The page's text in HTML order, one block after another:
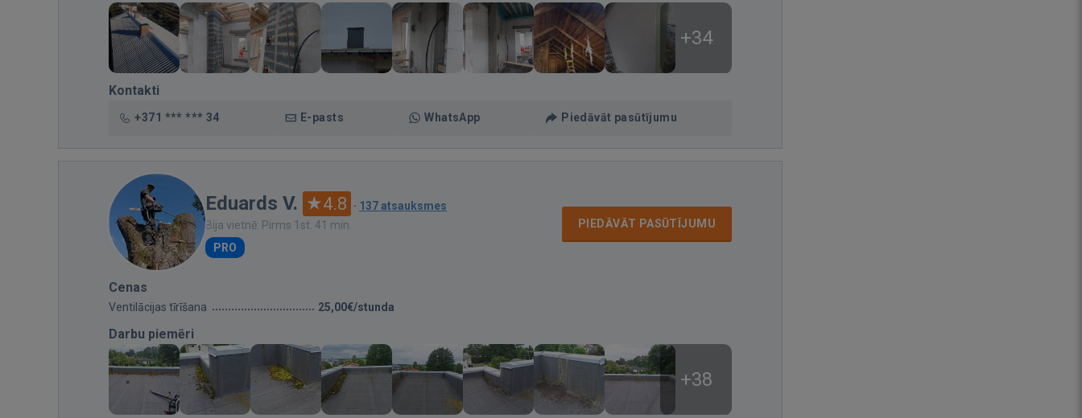
+34
Kontakti
+371 *** *** 34 E-pasts WhatsApp Piedāvāt pasūtījumu
Eduards V. 4.8 · 137 atsauksmes
Bija vietnē: Pirms 1st. 41 min.
PRO
PIEDĀVĀT PASŪTĪJUMU
Cenas
Ventilācijas tīrīšana 25,00€/stunda
Darbu piemēri
+38